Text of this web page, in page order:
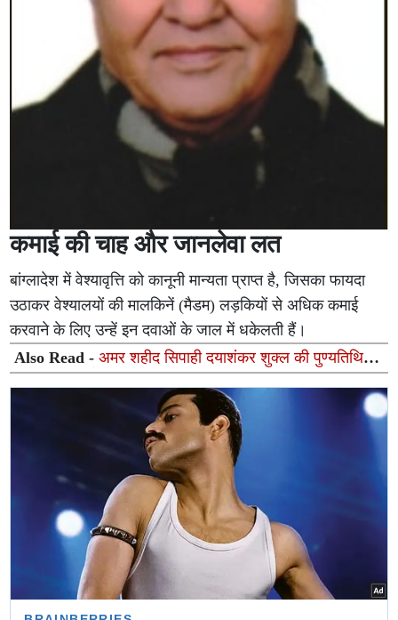
कमाई की चाह और जानलेवा लत
बांग्लादेश में वेश्यावृत्ति को कानूनी मान्यता प्राप्त है, जिसका फायदा
उठाकर वेश्यालयों की मालकिनें (मैडम) लड़कियों से अधिक कमाई
करवाने के लिए उन्हें इन दवाओं के जाल में धकेलती हैं।
Also Read -अमर शहीद सिपाही दयाशंकर शुक्ल की पुण्यतिथि पर
श्रद्धांजलि, पूर्व सैनिकों ने किया नमन